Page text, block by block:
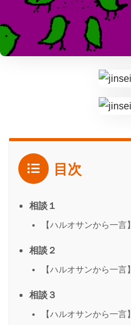
目次
相談１
【ハルオサンから一言】
相談２
【ハルオサンから一言】
相談３
【ハルオサンから一言】